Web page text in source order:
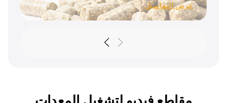
عرض التفاصيل
عرض التفاصيل